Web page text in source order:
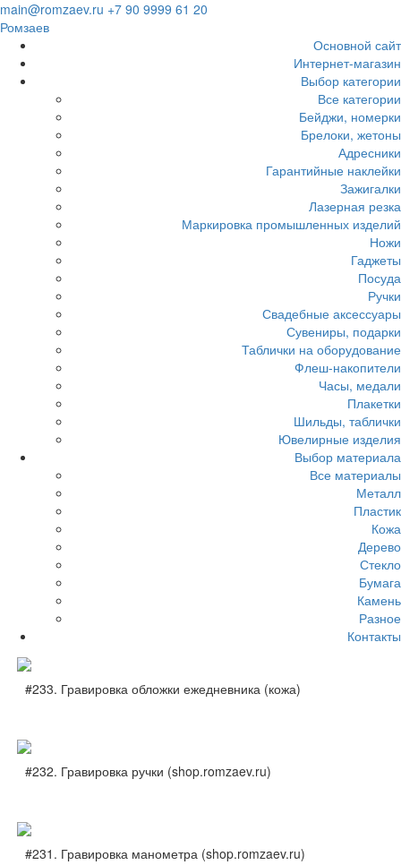
Загрузка...
main@romzaev.ru +7 90 9999 61 20
Ромзаев
Основной сайт
Интернет-магазин
Выбор категории
Все категории
Бейджи, номерки
Брелоки, жетоны
Адресники
Гарантийные наклейки
Зажигалки
Лазерная резка
Маркировка промышленных изделий
Ножи
Гаджеты
Посуда
Ручки
Свадебные аксессуары
Сувениры, подарки
Таблички на оборудование
Флеш-накопители
Часы, медали
Плакетки
Шильды, таблички
Ювелирные изделия
Выбор материала
Все материалы
Металл
Пластик
Кожа
Дерево
Стекло
Бумага
Камень
Разное
Контакты
#233. Гравировка обложки ежедневника (кожа)
#232. Гравировка ручки (shop.romzaev.ru)
#231. Гравировка манометра (shop.romzaev.ru)